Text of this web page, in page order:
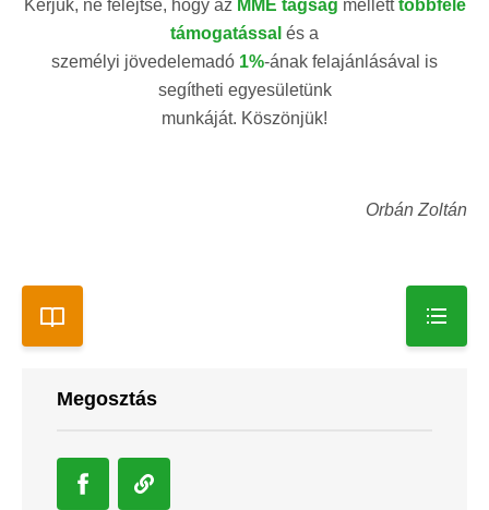
Kérjük, ne felejtse, hogy az MME tagság melletttöbbféle
támogatással és a
személyi jövedelemadó 1%-ának felajánlásával is
segítheti egyesületünk
munkáját. Köszönjük!
Orbán Zoltán
Megosztás